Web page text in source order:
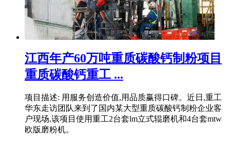
江西年产60万吨重质碳酸钙制粉项目
重质碳酸钙重工 ...
项目描述: 用服务创造价值,用品质赢得口碑。近日,重工
华东走访团队来到了国内某大型重质碳酸钙制粉企业客
户现场,该项目使用重工2台套lm立式辊磨机和4台套mtw
欧版磨粉机。